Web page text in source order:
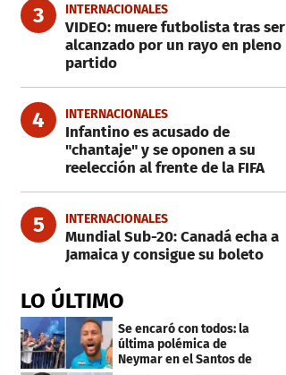
3 INTERNACIONALES
VIDEO: muere futbolista tras ser
alcanzado por un rayo en pleno
partido
4 INTERNACIONALES
Infantino es acusado de
"chantaje" y se oponen a su
reelección al frente de la FIFA
5 INTERNACIONALES
Mundial Sub-20: Canadá echa a
Jamaica y consigue su boleto
LO ÚLTIMO
Se encaró con todos: la
última polémica de
Neymar en el Santos de